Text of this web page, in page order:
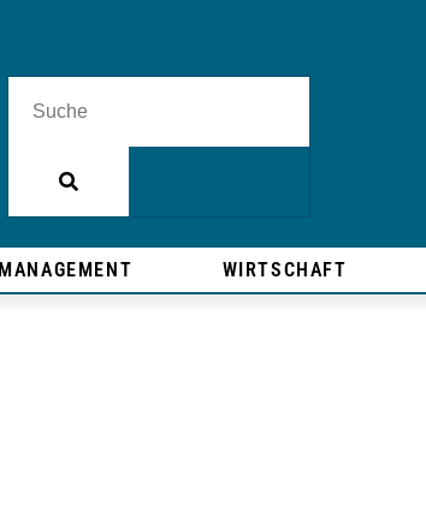
MANAGEMENT WIRTSCHAFT